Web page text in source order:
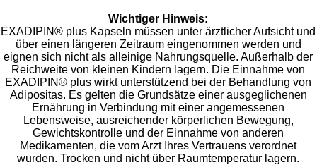
Wichtiger Hinweis:
EXADIPIN® plus Kapseln müssen unter ärztlicher Aufsicht und
über einen längeren Zeitraum eingenommen werden und
eignen sich nicht als alleinige Nahrungsquelle. Außerhalb der
Reichweite von kleinen Kindern lagern. Die Einnahme von
EXADIPIN® plus wirkt unterstützend bei der Behandlung von
Adipositas. Es gelten die Grundsätze einer ausgeglichenen
Ernährung in Verbindung mit einer angemessenen
Lebensweise, ausreichender körperlichen Bewegung,
Gewichtskontrolle und der Einnahme von anderen
Medikamenten, die vom Arzt Ihres Vertrauens verordnet
wurden. Trocken und nicht über Raumtemperatur lagern.